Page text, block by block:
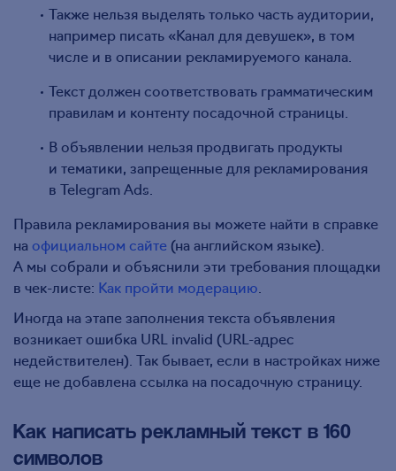
Также нельзя выделять только часть аудитории,
например писать «Канал для девушек», в том
числе и в описании рекламируемого канала.
Текст должен соответствовать грамматическим
правилам и контенту посадочной страницы.
В объявлении нельзя продвигать продукты
и тематики, запрещенные для рекламирования
в Telegram Ads.
Правила рекламирования вы можете найти в справке
на официальном сайте (на английском языке).
А мы собрали и объяснили эти требования площадки
в чек-листе: Как пройти модерацию
Иногда на этапе заполнения текста объявления
возникает ошибка URL invalid (URL-адрес
недействителен). Так бывает, если в настройках ниже
еще не добавлена ссылка на посадочную страницу.
Как написать рекламный текст в 160
символов